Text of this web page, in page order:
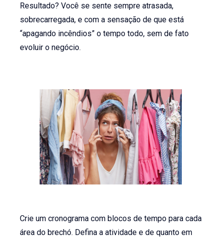
Resultado? Você se sente sempre atrasada,
sobrecarregada, e com a sensação de que está
“apagando incêndios” o tempo todo, sem de fato
evoluir o negócio.
Crie um cronograma com blocos de tempo para cada
área do brechó. Defina a atividade e de quanto em